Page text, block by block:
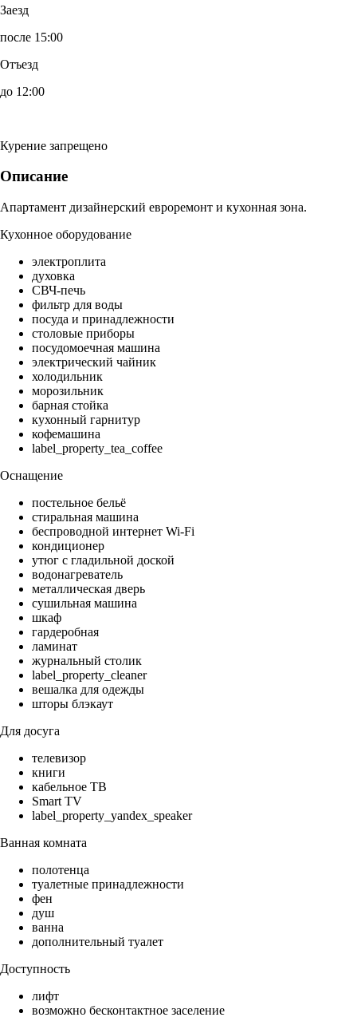
Заезд
после 15:00
Отъезд
до 12:00
Курение запрещено
Описание
Апартамент дизайнерский евроремонт и кухонная зона.
Кухонное оборудование
электроплита
духовка
СВЧ-печь
фильтр для воды
посуда и принадлежности
столовые приборы
посудомоечная машина
электрический чайник
холодильник
морозильник
барная стойка
кухонный гарнитур
кофемашина
label_property_tea_coffee
Оснащение
постельное бельё
стиральная машина
беспроводной интернет Wi-Fi
кондиционер
утюг с гладильной доской
водонагреватель
металлическая дверь
сушильная машина
шкаф
гардеробная
ламинат
журнальный столик
label_property_cleaner
вешалка для одежды
шторы блэкаут
Для досуга
телевизор
книги
кабельное ТВ
Smart TV
label_property_yandex_speaker
Ванная комната
полотенца
туалетные принадлежности
фен
душ
ванна
дополнительный туалет
Доступность
лифт
возможно бесконтактное заселение